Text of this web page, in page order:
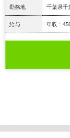
勤務地 千葉県千
給与 年収：